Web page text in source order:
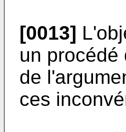
[0013]
un procédé
de
ces